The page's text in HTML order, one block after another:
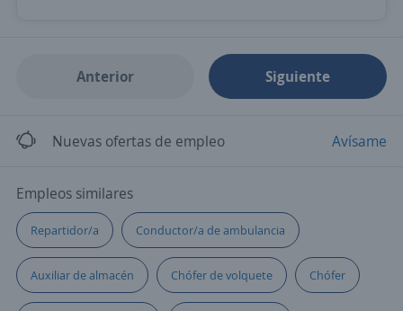
Anterior Siguiente
Nuevas ofertas de empleo Avísame
Empleos similares
Repartidor/a Conductor/a de ambulancia
Auxiliar de almacén Chófer de volquete Chófer